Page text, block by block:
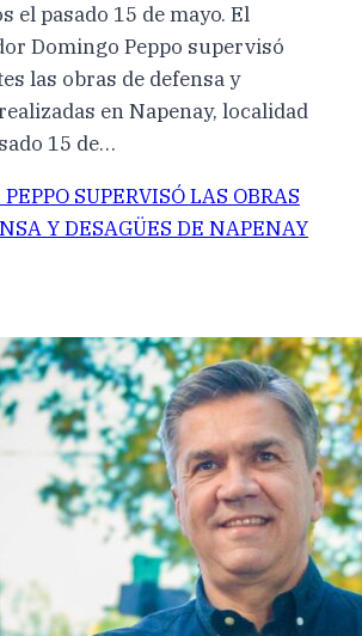
el pasado 15 de mayo. El
Domingo Peppo supervisó
las obras de defensa y
en Napenay, localidad
15 de…
PEPPO SUPERVISÓ LAS OBRAS
Y DESAGÜES DE NAPENAY